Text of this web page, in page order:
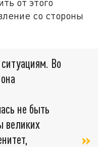
от этого
со стороны
Во
не быть
великих